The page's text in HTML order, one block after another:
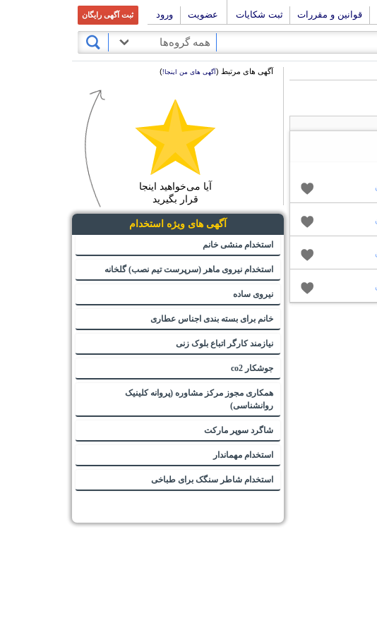
قوانین و مقررات ثبت شکایات عضویت ورود ثبت آگهی رایگان
همه گروه‌ها
آگهی های مرتبط (آگهی های من اینجا!)
آیا می‌خواهید اینجا
قرار بگیرید
آگهی های ویژه استخدام
استخدام منشی خانم
استخدام نیروی ماهر (سرپرست تیم نصب) گلخانه
نیروی ساده
خانم برای بسته بندی اجناس عطاری
نیازمند کارگر اتباع بلوک زنی
جوشکار co2
همکاری مجوز مرکز مشاوره (پروانه کلینیک
روانشناسی)
شاگرد سوپر مارکت
استخدام مهماندار
استخدام شاطر سنگک برای طباخی